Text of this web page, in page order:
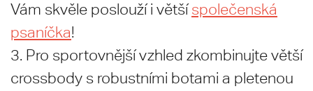
Vám skvěle poslouží i většíspolečenská
psaníčka!
3. Pro sportovnější vzhled zkombinujte větší
crossbody s robustními botami a pletenou